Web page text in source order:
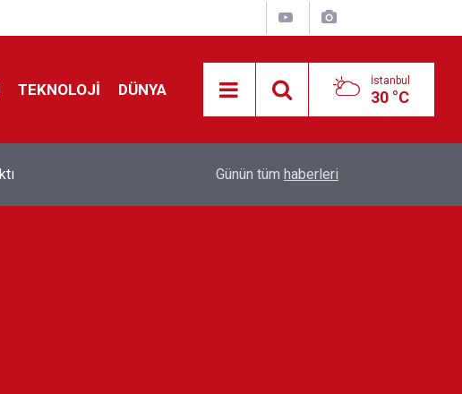
TEKNOLOJİ DÜNYA İstanbul
30 °C
kontrol edecek
Günün tüm haberleri